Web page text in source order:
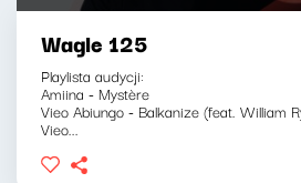
Wagle 125
Playlista audycji:
Amiina - Mystère
Vieo Abiungo - Balkanize (feat. William
Vieo...